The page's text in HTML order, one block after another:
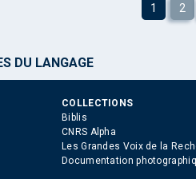
1 2
DU LANGAGE
COLLECTIONS
Biblis
CNRS Alpha
Les Grandes Voix de la
Documentation